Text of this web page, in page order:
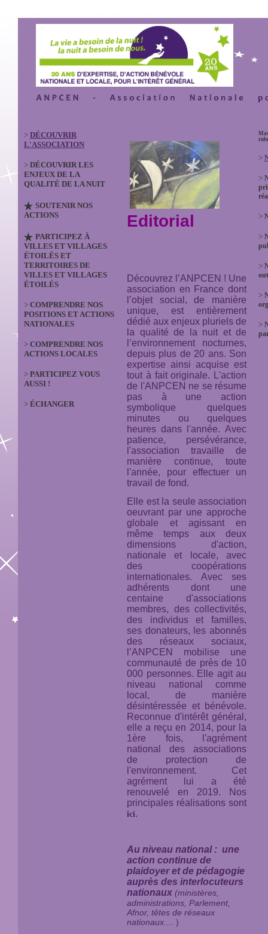
> DÉCOUVRIR
L'ASSOCIATION
> DÉCOUVRIR LES
ENJEUX DE LA
QUALITÉ DE LA NUIT
SOUTENIR NOS
ACTIONS
PARTICIPEZ À
VILLES ET VILLAGES
ÉTOILÉS ET
TERRITOIRES DE
VILLES ET VILLAGES
ÉTOILÉS
> COMPRENDRE NOS
POSITIONS ET ACTIONS
NATIONALES
> COMPRENDRE NOS
ACTIONS LOCALES
> PARTICIPEZ VOUS
AUSSI !
> ÉCHANGER
Editorial
Découvrez l’ANPCEN ! Une
association en France dont
l’objet social, de manière
unique, est entièrement
dédié aux enjeux pluriels de
la qualité de la nuit et de
l’environnement nocturnes,
depuis plus de 20 ans. Son
expertise ainsi acquise est
tout à fait originale. L'action
de l'ANPCEN ne se résume
pas à une action
symbolique quelques
minutes ou quelques
heures dans l'année. Avec
patience, persévérance,
l'association travaille de
manière continue, toute
l'année, pour effectuer un
travail de fond.
Elle est la seule association
oeuvrant par une approche
globale et agissant en
même temps aux deux
dimensions d'action,
nationale et locale, avec
des coopérations
internationales. Avec ses
adhérents dont une
centaine d'associations
membres, des collectivités,
des individus et familles,
ses donateurs, les abonnés
des réseaux sociaux,
l’ANPCEN mobilise une
communauté de près de 10
000 personnes. Elle agit au
niveau national comme
local, de manière
désintéressée et bénévole.
Reconnue d'intérêt général,
elle a reçu en 2014, pour la
1ère fois, l'agrément
national des associations
de protection de
l'environnement. Cet
agrément lui a été
renouvelé en 2019. Nos
principales réalisations sont
ici.
Au niveau national : une
action continue de
plaidoyer et de pédagogie
auprès des interlocuteurs
nationaux (ministères,
administrations, Parlement,
Afnor, têtes de réseaux
nationaux....
)
>
>
>
>
>
>
>